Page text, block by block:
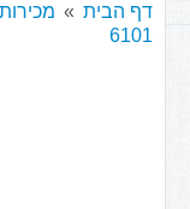
דף הבית
6101